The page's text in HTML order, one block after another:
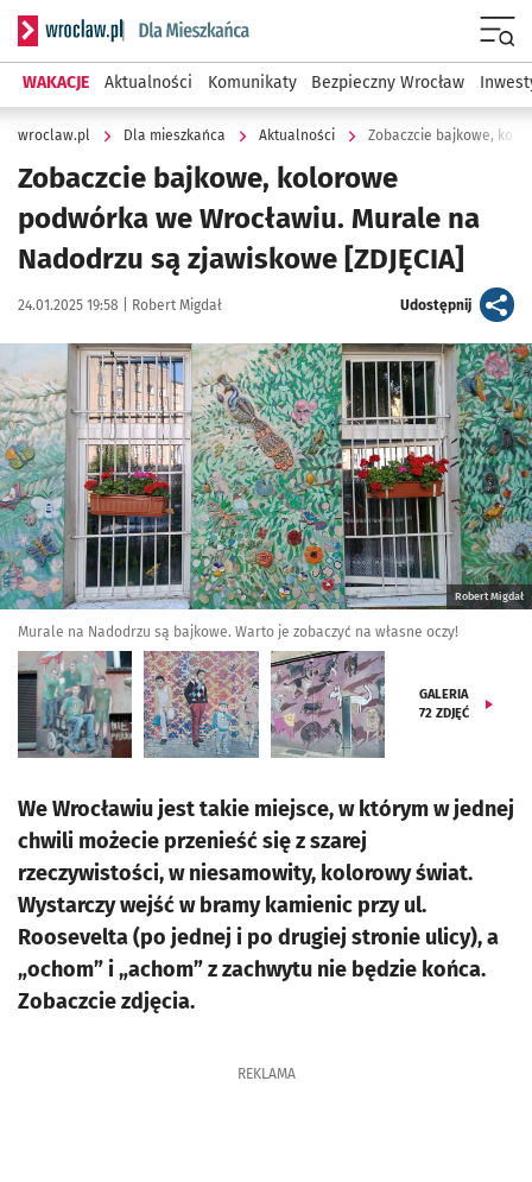
Serwis informacyjny wroclaw.pl podserwis: Dla mieszkańca
WAKACJE Aktualności Komunikaty Bezpieczny Wrocław
wroclaw.pl Dla mieszkańca Aktualności
Zobaczcie bajkowe, kolorowe
podwórka we Wrocławiu. Murale na
Nadodrzu są zjawiskowe [ZDJĘCIA]
Data publikacji:
24.01.2025 19:58 | Autor:
Robert Migdał Udostępnijartykuł
Kliknij, aby zobaczyć galerię
Robert Migdał
Murale na Nadodrzu są bajkowe. Warto je zobaczyć na własne oczy!
GALERIA
72 ZDJĘĆ
We Wrocławiu jest takie miejsce, w którym w jednej
chwili możecie przenieść się z szarej
rzeczywistości, w niesamowity, kolorowy świat.
Wystarczy wejść w bramy kamienic przy ul.
Roosevelta (po jednej i po drugiej stronie ulicy), a
„ochom” i „achom” z zachwytu nie będzie końca.
Zobaczcie zdjęcia.
REKLAMA